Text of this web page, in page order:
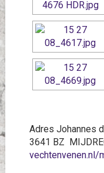
Adres Johannes
3641 BZ